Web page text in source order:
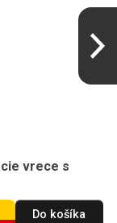
vrece s
Do košíka